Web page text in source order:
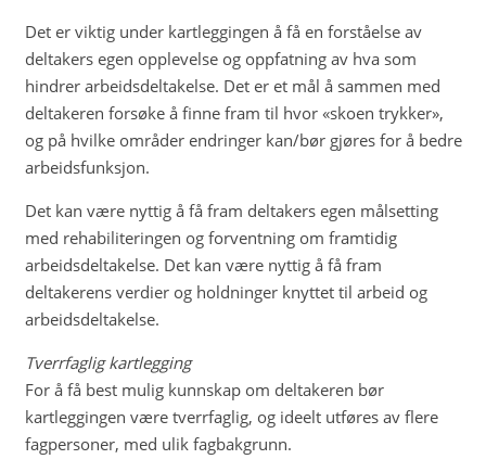
Det er viktig under kartleggingen å få en forståelse av
deltakers egen opplevelse og oppfatning av hva som
hindrer arbeidsdeltakelse. Det er et mål å sammen med
deltakeren forsøke å finne fram til hvor «skoen trykker»,
og på hvilke områder endringer kan/bør gjøres for å bedre
arbeidsfunksjon.
Det kan være nyttig å få fram deltakers egen målsetting
med rehabiliteringen og forventning om framtidig
arbeidsdeltakelse. Det kan være nyttig å få fram
deltakerens verdier og holdninger knyttet til arbeid og
arbeidsdeltakelse.
Tverrfaglig kartlegging
For å få best mulig kunnskap om deltakeren bør
kartleggingen være tverrfaglig, og ideelt utføres av flere
fagpersoner, med ulik fagbakgrunn.